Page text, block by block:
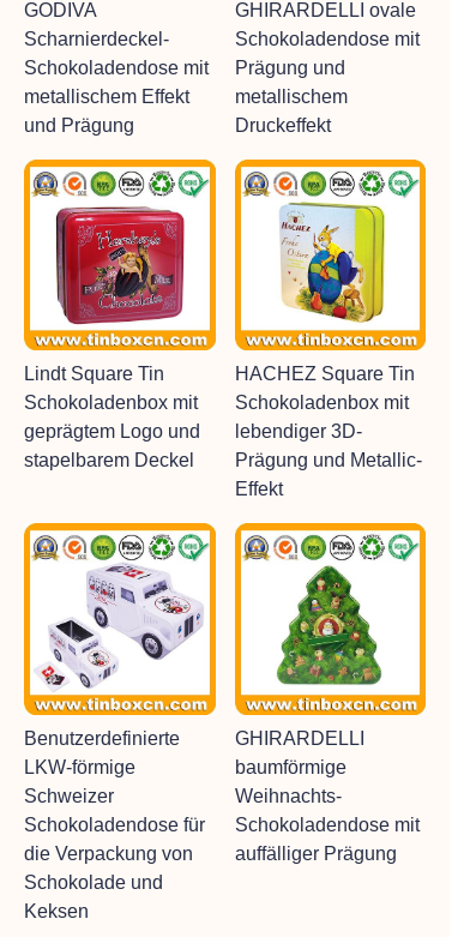
GODIVA
Scharnierdeckel-
Schokoladendose mit
metallischem Effekt
und Prägung
GHIRARDELLI ovale
Schokoladendose mit
Prägung und
metallischem
Druckeffekt
Lindt Square Tin
Schokoladenbox mit
geprägtem Logo und
stapelbarem Deckel
HACHEZ Square Tin
Schokoladenbox mit
lebendiger 3D-
Prägung und Metallic-
Effekt
Benutzerdefinierte
LKW-förmige
Schweizer
Schokoladendose für
die Verpackung von
Schokolade und
Keksen
GHIRARDELLI
baumförmige
Weihnachts-
Schokoladendose mit
auffälliger Prägung